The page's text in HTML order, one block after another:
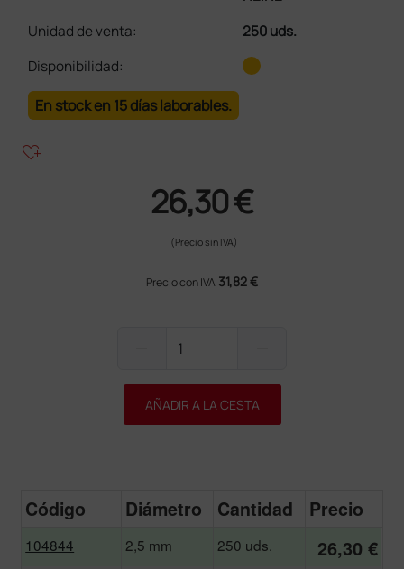
Unidad de venta:
250 uds.
Disponibilidad:
En stock en 15 días laborables.
heart_plus
26,30 €
(Precio sin IVA)
Precio con IVA 31,82 €
add remove
AÑADIR A LA CESTA
Código Diámetro Cantidad Precio
104844 2,5 mm 250 uds. 26,30 €